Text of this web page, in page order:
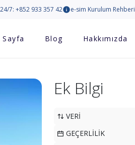
7: +852 933 357 42 e-sim Kurulum Rehberi
Sayfa Blog Hakkımızda
Ek Bilgi
VERİ
GEÇERLİLİK